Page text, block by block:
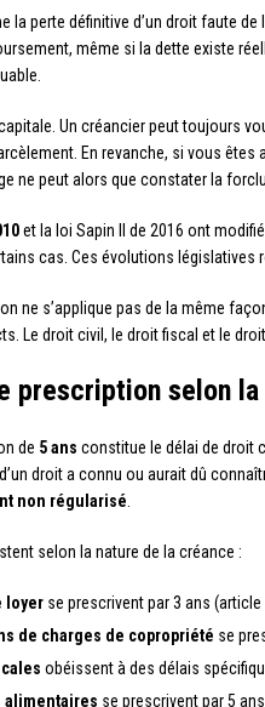
la perte définitive d’un droit faute
même si la dette existe
Un créancier peut toujours
En revanche, si vous êtes
ne peut alors que constater la
et la loi Sapin II de 2016 ont
cas. Ces évolutions législatives
ne s’applique pas de la même
Le droit civil, le droit fiscal et le
prescription selon
de 5 ans constitue le délai de droit
droit a connu ou aurait dû
non régularisé
selon la nature de la créance :
loyer se prescrivent par 3 ans
de charges de copropriété se
obéissent à des délais
alimentaires se prescrivent par 5